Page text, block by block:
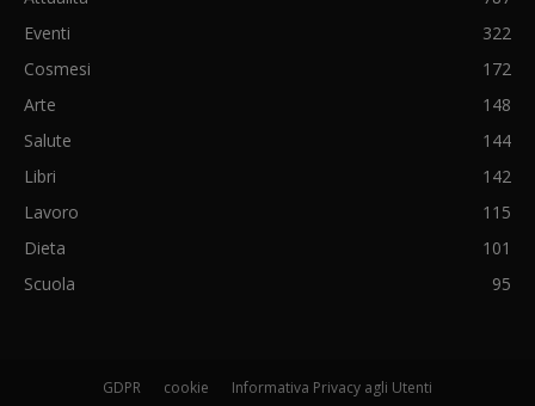
Eventi
322
Cosmesi
172
Arte
148
Salute
144
Libri
142
Lavoro
115
Dieta
101
Scuola
95
GDPR cookie Informativa Privacy agli Utenti